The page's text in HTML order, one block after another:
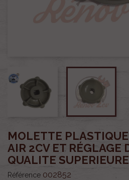
MOLETTE
AIR 2CV ET RÉGLAGE
QUALITE SUPERIEURE
Référence 002852